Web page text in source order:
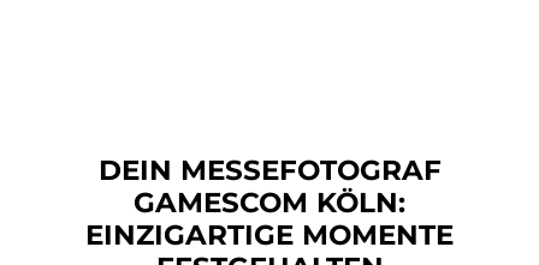
DEIN MESSEFOTOGRAF
GAMESCOM KÖLN:
EINZIGARTIGE MOMENTE